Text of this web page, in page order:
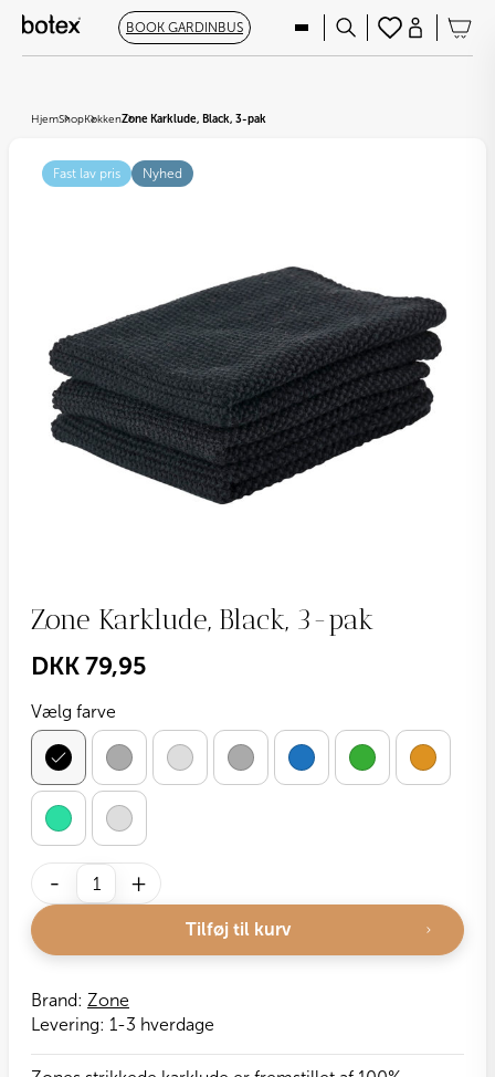
BOOK GARDINBUS
HjemShopKøkkenZone Karklude, Black, 3-pak
Fast lav pris Nyhed
Zone Karklude, Black, 3-pak
Brand: Zone
Levering: 1-3 hverdage
DKK 79,95
Vælg farve
-
Zone
Karklude,
Black,
3-
antal
+
Tilføj til kurv